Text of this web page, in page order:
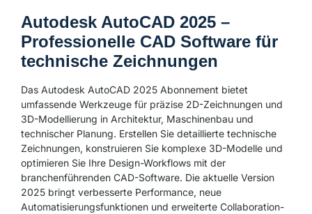
Autodesk AutoCAD 2025 –
Professionelle CAD Software für
technische Zeichnungen
Das Autodesk AutoCAD 2025 Abonnement bietet
umfassende Werkzeuge für präzise 2D-Zeichnungen und
3D-Modellierung in Architektur, Maschinenbau und
technischer Planung. Erstellen Sie detaillierte technische
Zeichnungen, konstruieren Sie komplexe 3D-Modelle und
optimieren Sie Ihre Design-Workflows mit der
branchenführenden CAD-Software. Die aktuelle Version
2025 bringt verbesserte Performance, neue
Automatisierungsfunktionen und erweiterte Collaboration-